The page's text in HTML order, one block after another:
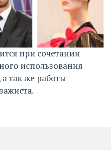
при сочетании
использования
так же работы